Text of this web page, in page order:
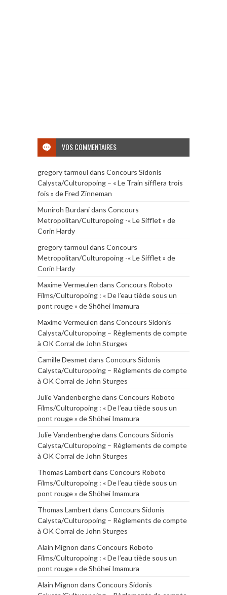
VOS COMMENTAIRES
gregory tarmoul dans Concours Sidonis
Calysta/Culturopoing – « Le Train sifflera trois
fois » de Fred Zinneman
Muniroh Burdanidans Concours
Metropolitan/Culturopoing -« Le Sifflet » de
Corin Hardy
gregory tarmoul dans Concours
Metropolitan/Culturopoing -« Le Sifflet » de
Corin Hardy
Maxime Vermeulen dans Concours Roboto
Films/Culturopoing : « De l’eau tiède sous un
pont rouge » de Shōhei Imamura
Maxime Vermeulen dans Concours Sidonis
Calysta/Culturopoing – Règlements de compte
à OK Corral de John Sturges
Camille Desmet dans Concours Sidonis
Calysta/Culturopoing – Règlements de compte
à OK Corral de John Sturges
Julie Vandenberghedans Concours Roboto
Films/Culturopoing : « De l’eau tiède sous un
pont rouge » de Shōhei Imamura
Julie Vandenberghedans Concours Sidonis
Calysta/Culturopoing – Règlements de compte
à OK Corral de John Sturges
Thomas Lambert dans Concours Roboto
Films/Culturopoing : « De l’eau tiède sous un
pont rouge » de Shōhei Imamura
Thomas Lambert dans Concours Sidonis
Calysta/Culturopoing – Règlements de compte
à OK Corral de John Sturges
Alain Mignon dans Concours Roboto
Films/Culturopoing : « De l’eau tiède sous un
pont rouge » de Shōhei Imamura
Alain Mignon dans Concours Sidonis